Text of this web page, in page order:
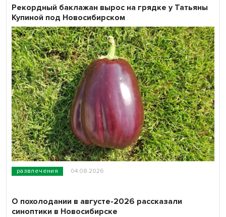
развлечения 04.08.2026
Рекордный баклажан вырос на грядке у Татьяны
Купиной под Новосибирском
О похолодании в августе-2026 рассказали
синоптики в Новосибирске